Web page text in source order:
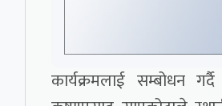
कार्यक्रमलाई सम्बोधन